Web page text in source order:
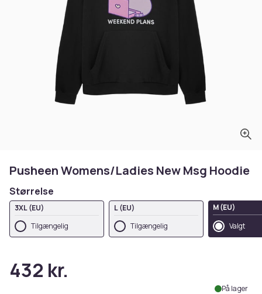
Pusheen Womens/Ladies New Msg Hoodie
Størrelse
3XL (EU)
Tilgængelig
L (EU)
Tilgængelig
M (EU)
Valgt
432 kr.
På lager